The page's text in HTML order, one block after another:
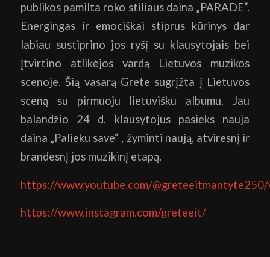
publikos pamilta roko stiliaus daina „PARADE“.
Energingas ir emociškai stiprus kūrinys dar
labiau sustiprino jos ryšį su klausytojais bei
įtvirtino atlikėjos vardą Lietuvos muzikos
scenoje. Šią vasarą Grete sugrįžta į Lietuvos
sceną su pirmuoju lietuvišku albumu. Jau
balandžio 24 d. klausytojus pasieks nauja
daina „Palieku save“ , žyminti naują, atviresnį ir
brandesnį jos muzikinį etapą.
https://www.youtube.com/@greteeitmantyte250/
https://www.instagram.com/greteeit/